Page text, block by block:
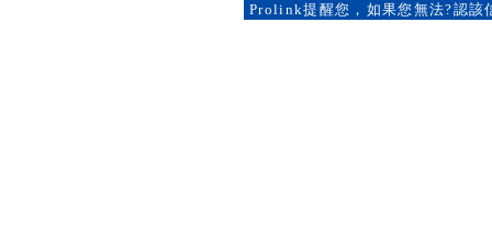
Prolink提醒您，如果您無法?認該